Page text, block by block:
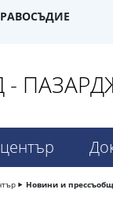
-
Новини и